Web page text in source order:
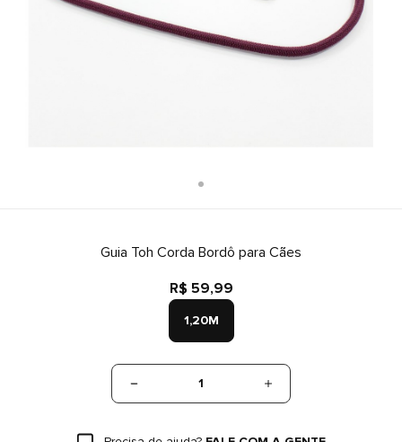
Guia Toh Corda Bordô para Cães
R$ 59,99
1,20M
1